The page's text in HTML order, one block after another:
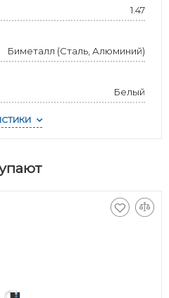
1.47
Биметалл (Сталь, Алюминий)
Белый